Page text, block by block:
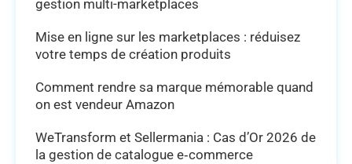
gestion multi-marketplaces
Mise en ligne sur les marketplaces : réduisez
votre temps de création produits
Comment rendre sa marque mémorable quand
on est vendeur Amazon
WeTransform et Sellermania : Cas d’Or 2026 de
la gestion de catalogue e‑commerce